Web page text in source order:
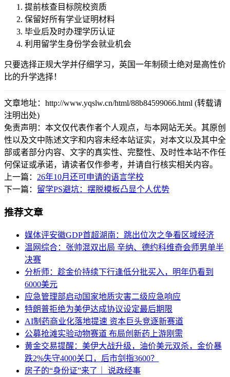
提前核查目标院校资质
保留好所有学业证明材料
毕业后及时办理学历认证
利用留学生身份学会就业机会
只要选择正规大学并仔细学习，英国一年制硕士绝对是高性价
比的升学选择！
文章地址：http://www.yqslw.cn/html/88b84599066.html (转载请
注明出处)
免责声明：本文仅代表作者个人观点，与本网站无关。其原创
性以及文中陈述文字和内容未经本站证实，对本文以及其中全
部或者部分内容、文字的真实性、完整性、及时性本站不作任
何保证或承诺，请读者仅作参考，并请自行核实相关内容。
上一篇： 26年10月还可申请的语言学校
下一篇： 留学PS避坑：摆脱模板凸显个人优势
推荐文章
媒体评安徽GDP首超湖南：跳出位次之争看区域经济
温网综合：张帅混双出局 辛纳、德约科维奇会师男单半
决赛
分析师：趁金价持续下行逢低分批买入，明年仍看到
6000美元
应急管理部启动国家地质灾害二级应急响应
特朗普拒绝为美伊达成协议设定最后期限
AI制药商业化落地提速 资本巨头竞逐新赛道
公募抢滩实验动物赛道 布局创新药上游刚需
黄金交易提醒：美伊大战升级，油价美元双杀，金价暴
跌2%失守4000关口，后市剑指3600？
房子的“身份证”来了｜ 说政经事